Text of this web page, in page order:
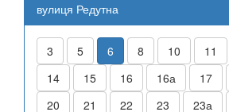
вулиця Редутна
3 5 6 8 10 11
14
15 16 16а 17
20
21 22 23 23а